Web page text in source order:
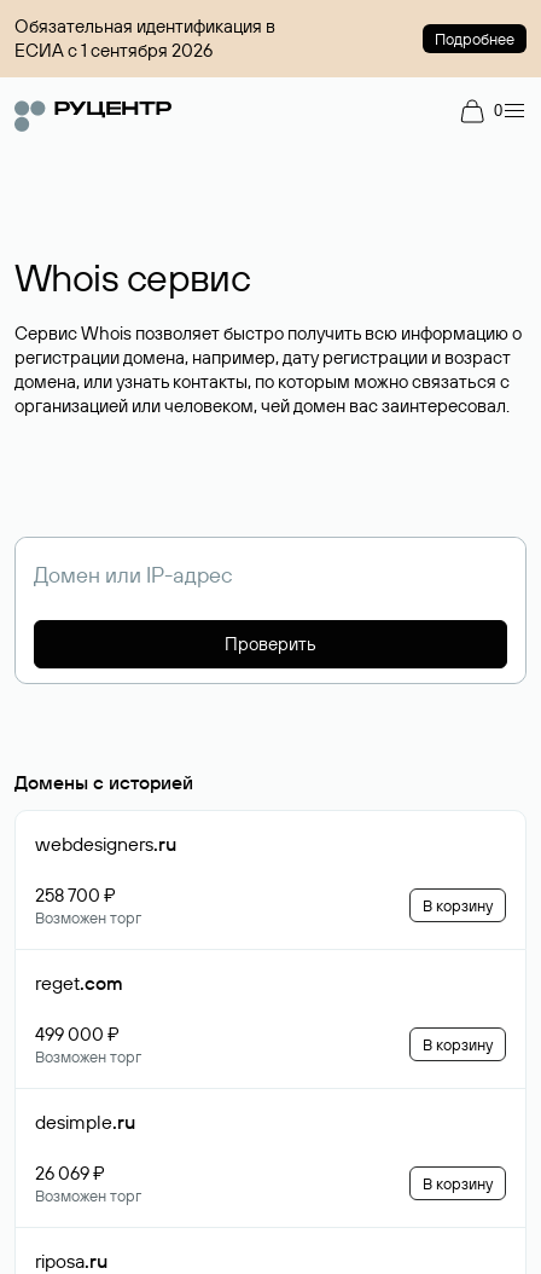
Обязательная идентификация в
ЕСИА с 1 сентября 2026
Подробнее
0
Whois сервис
Сервис Whois позволяет быстро получить всю информацию о
регистрации домена, например, дату регистрации и возраст
домена, или узнать контакты, по которым можно связаться с
организацией или человеком, чей домен вас заинтересовал.
Проверить
Домены с историей
webdesigners.ru
258 700 ₽
Возможен торг
В корзину
reget.com
499 000 ₽
Возможен торг
В корзину
desimple.ru
26 069 ₽
Возможен торг
В корзину
riposa.ru